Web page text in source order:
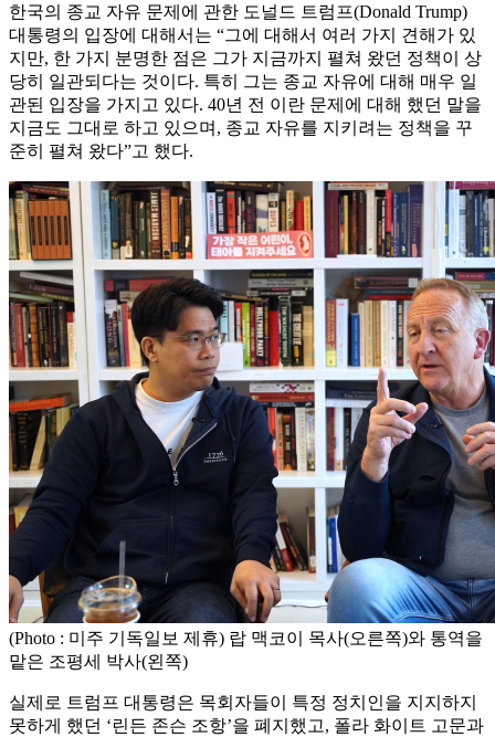
한국의 종교 자유 문제에 관한 도널드 트럼프(Donald Trump)
대통령의 입장에 대해서는 “그에 대해서 여러 가지 견해가 있
지만, 한 가지 분명한 점은 그가 지금까지 펼쳐 왔던 정책이 상
당히 일관되다는 것이다. 특히 그는 종교 자유에 대해 매우 일
관된 입장을 가지고 있다. 40년 전 이란 문제에 대해 했던 말을
지금도 그대로 하고 있으며, 종교 자유를 지키려는 정책을 꾸
준히 펼쳐 왔다”고 했다.
(Photo : 미주 기독일보 제휴) 랍 맥코이 목사(오른쪽)와 통역을
맡은 조평세 박사(왼쪽)
실제로 트럼프 대통령은 목회자들이 특정 정치인을 지지하지
못하게 했던 ‘린든 존슨 조항’을 폐지했고, 폴라 화이트 고문과